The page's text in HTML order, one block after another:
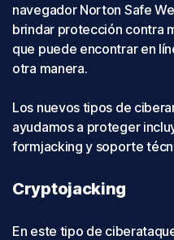
navegador Norton Safe
brindar protección contra
que puede encontrar en
otra manera.
Los nuevos tipos de
ayudamos a proteger
formjacking y soporte
Cryptojacking
En este tipo de